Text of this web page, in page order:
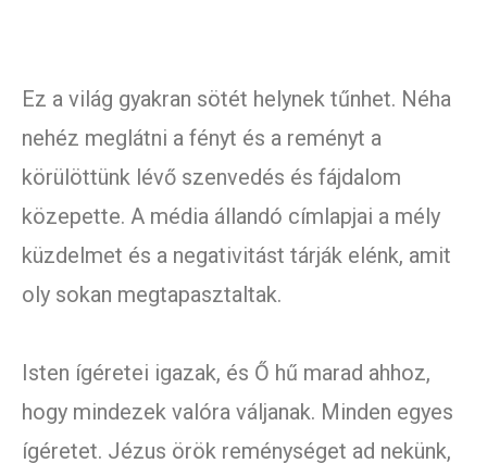
Ez a világ gyakran sötét helynek tűnhet. Néha
nehéz meglátni a fényt és a reményt a
körülöttünk lévő szenvedés és fájdalom
közepette. A média állandó címlapjai a mély
küzdelmet és a negativitást tárják elénk, amit
oly sokan megtapasztaltak.
Isten ígéretei igazak, és Ő hű marad ahhoz,
hogy mindezek valóra váljanak. Minden egyes
ígéretet. Jézus örök reménységet ad nekünk,